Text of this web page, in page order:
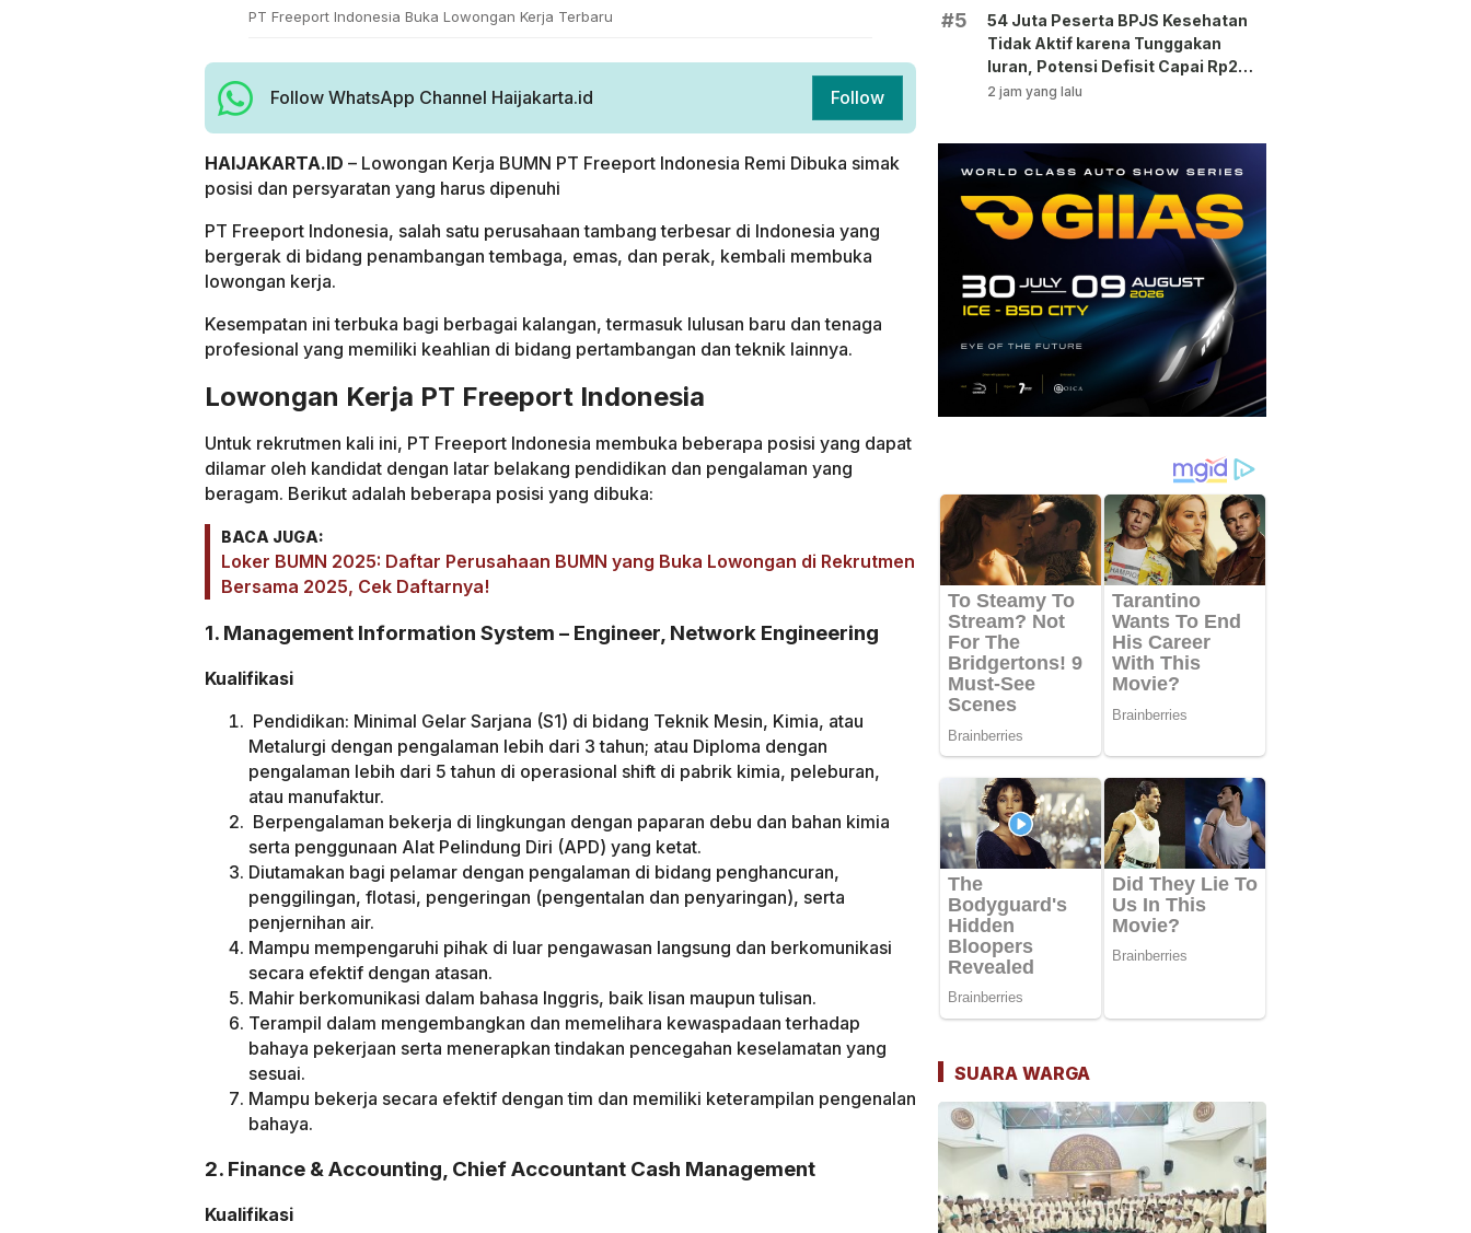
PT Freeport Indonesia Buka Lowongan Kerja Terbaru
Follow WhatsApp Channel Haijakarta.id Follow
HAIJAKARTA.ID – Lowongan Kerja BUMN PT Freeport Indonesia Remi Dibuka simak
posisi dan persyaratan yang harus dipenuhi
PT Freeport Indonesia, salah satu perusahaan tambang terbesar di Indonesia yang
bergerak di bidang penambangan tembaga, emas, dan perak, kembali membuka
lowongan kerja.
Kesempatan ini terbuka bagi berbagai kalangan, termasuk lulusan baru dan tenaga
profesional yang memiliki keahlian di bidang pertambangan dan teknik lainnya.
Lowongan Kerja PT Freeport Indonesia
Untuk rekrutmen kali ini, PT Freeport Indonesia membuka beberapa posisi yang dapat
dilamar oleh kandidat dengan latar belakang pendidikan dan pengalaman yang
beragam. Berikut adalah beberapa posisi yang dibuka:
BACA JUGA:
Loker BUMN 2025: Daftar Perusahaan BUMN yang Buka Lowongan di Rekrutmen
Bersama 2025, Cek Daftarnya!
1. Management Information System – Engineer, Network Engineering
Kualifikasi
Pendidikan: Minimal Gelar Sarjana (S1) di bidang Teknik Mesin, Kimia, atau
Metalurgi dengan pengalaman lebih dari 3 tahun; atau Diploma dengan
pengalaman lebih dari 5 tahun di operasional shift di pabrik kimia, peleburan,
atau manufaktur.
Berpengalaman bekerja di lingkungan dengan paparan debu dan bahan kimia
serta penggunaan Alat Pelindung Diri (APD) yang ketat.
Diutamakan bagi pelamar dengan pengalaman di bidang penghancuran,
penggilingan, flotasi, pengeringan (pengentalan dan penyaringan), serta
penjernihan air.
Mampu mempengaruhi pihak di luar pengawasan langsung dan berkomunikasi
secara efektif dengan atasan.
Mahir berkomunikasi dalam bahasa Inggris, baik lisan maupun tulisan.
Terampil dalam mengembangkan dan memelihara kewaspadaan terhadap
bahaya pekerjaan serta menerapkan tindakan pencegahan keselamatan yang
sesuai.
Mampu bekerja secara efektif dengan tim dan memiliki keterampilan pengenalan
bahaya.
2. Finance & Accounting, Chief Accountant Cash Management
Kualifikasi
#5
54 Juta Peserta BPJS Kesehatan
Tidak Aktif karena Tunggakan
Iuran, Potensi Defisit Capai Rp2
Triliun per Bulan!
2 jam yang lalu
SUARA WARGA